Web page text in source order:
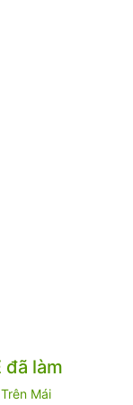
đã làm